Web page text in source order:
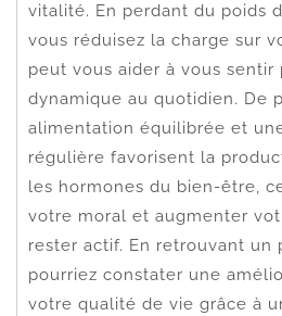
vitalité. En perdant du poids
vous réduisez la charge sur
peut vous aider à vous
dynamique au quotidien. De
alimentation équilibrée et
régulière favorisent la
les hormones du bien-être,
votre moral et augmenter
rester actif. En retrouvant un
pourriez constater une
votre qualité de vie grâce à